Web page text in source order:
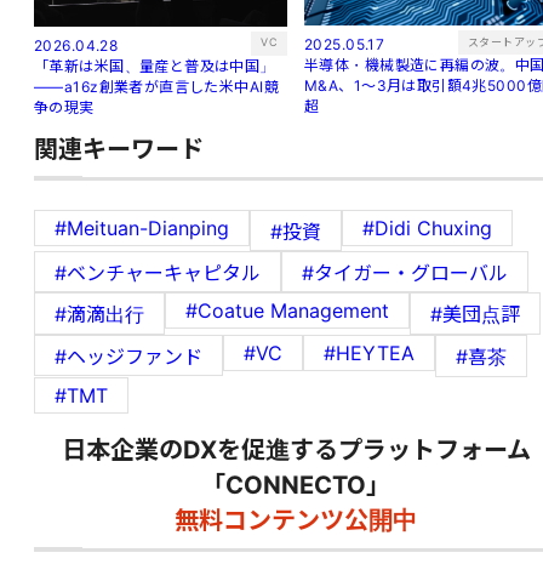
2026.04.28 VC
「革新は米国、量産と普及は中国」
——a16z創業者が直言した米中AI競
争の現実
2025.05.17 スタートアッ
半導体・機械製造に再編の波。中
M&A、1～3月は取引額4兆5000
超
関連キーワード
#Meituan-Dianping #投資
#Didi Chuxing
#ベンチャーキャピタル
#タイガー・グローバル
#滴滴出行
#Coatue Management
#美団点評
#ヘッジファンド
#VC #HEYTEA
#喜茶
#TMT
日本企業のDXを促進するプラットフォーム
「CONNECTO」
無料コンテンツ公開中